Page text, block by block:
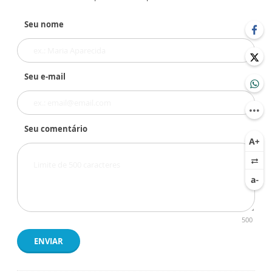
Seu nome
Seu e-mail
Seu comentário
500
ENVIAR